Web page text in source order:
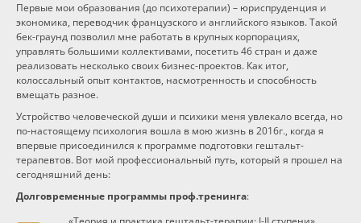
Первые мои образования (до психотерапии) – юриспруденция и
экономика, переводчик французского и английского языков. Такой
бек-граунд позволил мне работать в крупных корпорациях,
управлять большими коллективами, посетить 46 стран и даже
реализовать несколько своих бизнес-проектов. Как итог,
колоссальный опыт контактов, насмотренность и способность
вмещать разное.
Устройство человеческой души и психики меня увлекало всегда, но
по-настоящему психология вошла в мою жизнь в 2016г., когда я
впервые присоединился к программе подготовки гештальт-
терапевтов. Вот мой профессиональный путь, который я прошел на
сегодняшний день:
Долговременные программы проф.тренинга: